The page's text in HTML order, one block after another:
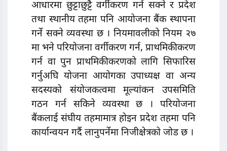
आधारमा छुट्टाछुट्टै वर्गीकरण गर्न सक्ने र प्रदेश
तथा स्थानीय तहमा पनि आयोजना बैंक स्थापना
गर्ने सक्ने व्यवस्था छ । नियमावलीको नियम २७
मा भने परियोजना वर्गीकरण गर्न, प्राथमिकीकरण
गर्न वा पुन प्राथमिकीकरणको लागि सिफारिस
गर्नुअघि योजना आयोगका उपाध्यक्ष वा अन्य
सदस्यको संयोजकत्वमा मूल्यांकन उपसमिति
गठन गर्न सकिने व्यवस्था छ । परियोजना
बैंकलाई संघीय तहमामात्र होइन प्रदेश तहमा पनि
कार्यान्वयन गर्दै लानुपर्नेमा निजीक्षेत्रको जोड छ ।